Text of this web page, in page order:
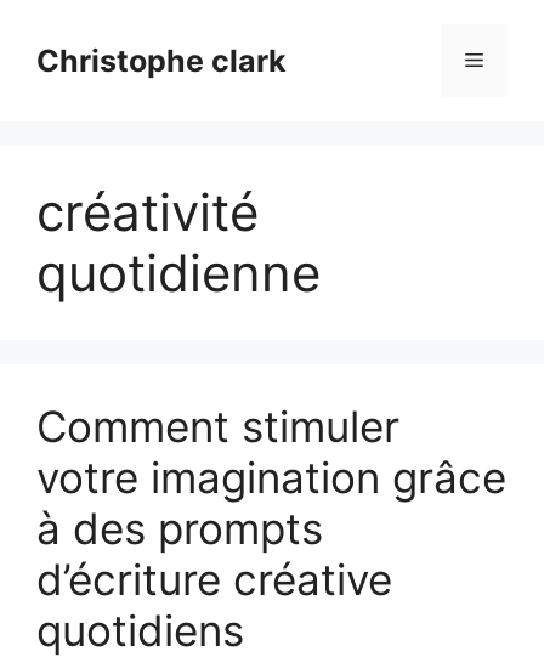
contenuChristophe clark Menu
créativité
quotidienne
Comment stimuler
votre imagination grâce
à des prompts
d’écriture créative
quotidiens